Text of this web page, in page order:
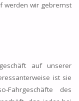
werden wir gebremst
auf unserer
ist sie
Fahrgeschäfte des